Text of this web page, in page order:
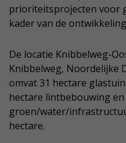
prioriteitsprojecten voor
kader van de
De locatie Knibbelweg-
Knibbelweg, Noordelijke
omvat 31 hectare
hectare lintbebouwing en
groen/water/
hectare.